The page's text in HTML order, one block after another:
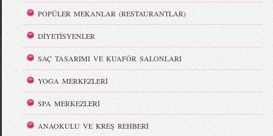
POPÜLER MEKANLAR (RESTAURANTLAR)
DİYETİSYENLER
SAÇ TASARIMI VE KUAFÖR SALONLARI
YOGA MERKEZLERİ
SPA MERKEZLERİ
ANAOKULU VE KREŞ REHBERİ